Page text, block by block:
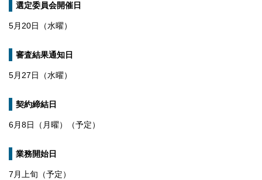
選定委員会開催日
5月20日（水曜）
審査結果通知日
5月27日（水曜）
契約締結日
6月8日（月曜）（予定）
業務開始日
7月上旬（予定）